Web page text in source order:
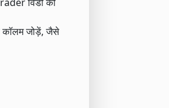
कॉलम जोड़ें, जैसे